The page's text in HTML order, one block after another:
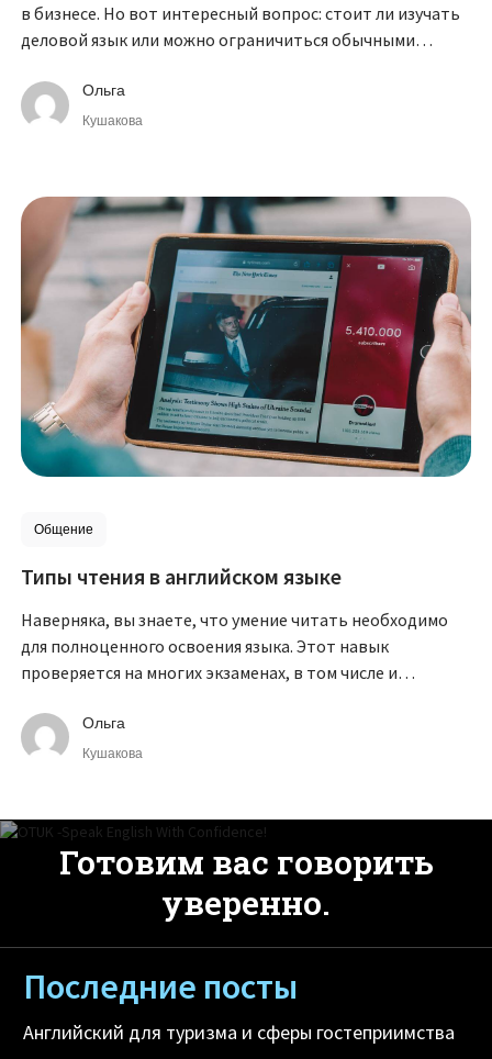
в бизнесе. Но вот интересный вопрос: стоит ли изучать
деловой язык или можно ограничиться обычными
Ольга
Кушакова
Общение
Типы чтения в английском языке
Наверняка, вы знаете, что умение читать необходимо
для полноценного освоения языка. Этот навык
проверяется на многих экзаменах, в том числе и
Ольга
Кушакова
Готовим вас говорить
уверенно.
Последние посты
Английский для туризма и сферы гостеприимства